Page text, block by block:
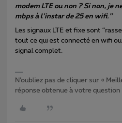
modem LTE ou non ? Si non, je
mbps à l’instar de 25 en wifi.”
Les signaux LTE et fixe sont
tout ce qui est connecté en wifi
signal complet.
N’oubliez pas de cliquer sur «
réponse obtenue à votre question